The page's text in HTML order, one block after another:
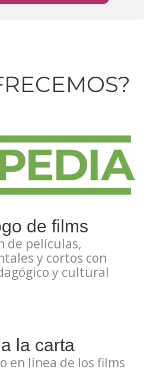
de films
de películas,
y cortos con
y cultural
la carta
en línea de los films